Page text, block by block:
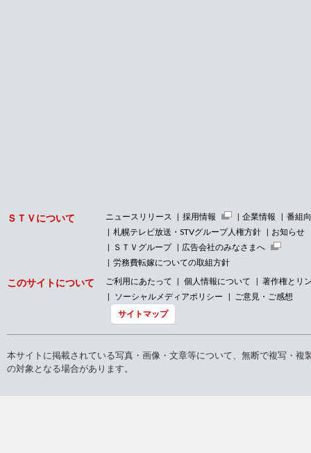
ＳＴＶについて ニュースリリース 採用情報 企業情報
番組
札幌テレビ放送・STVグループ人権方針
お知らせ
ＳＴＶグループ
広告会社のみなさまへ
労務費転嫁についての取組方針
このサイトについて ご利用にあたって 個人情報について
著作権とリ
ソーシャルメディアポリシー
ご意見・ご感想
サイトマップ
本サイトに掲載されている写真・画像・文章等について、無断で複写・
の対象となる場合があります。